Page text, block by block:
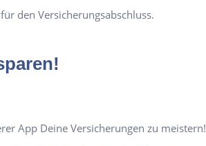
den Versicherungsabschluss.
App Deine Versicherungen zu meistern!